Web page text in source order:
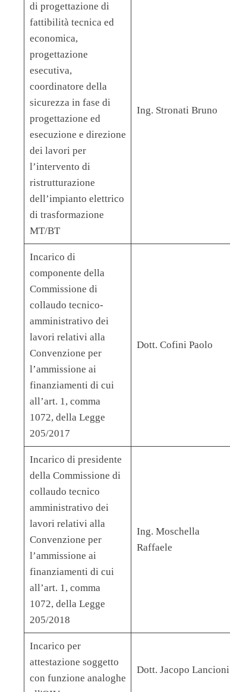
di progettazione di
fattibilità tecnica ed
economica,
progettazione
esecutiva,
coordinatore della
sicurezza in fase di
progettazione ed
esecuzione e direzione
dei lavori per
l’intervento di
ristrutturazione
dell’impianto elettrico
di trasformazione
MT/BT
Ing. Stronati Bruno
Incarico di
componente della
Commissione di
collaudo tecnico-
amministrativo dei
lavori relativi alla
Convenzione per
l’ammissione ai
finanziamenti di cui
all’art. 1, comma
1072, della Legge
205/2017
Dott. Cofini Paolo
Incarico di presidente
della Commissione di
collaudo tecnico
amministrativo dei
lavori relativi alla
Convenzione per
l’ammissione ai
finanziamenti di cui
all’art. 1, comma
1072, della Legge
205/2018
Ing. Moschella
Raffaele
Incarico per
attestazione soggetto
con funzione analoghe
Dott. Jacopo Lancioni